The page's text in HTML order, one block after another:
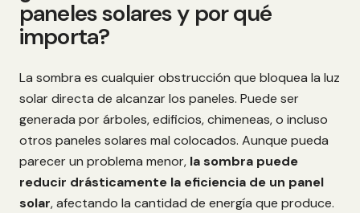
paneles solares y por qué
importa?
La sombra es cualquier obstrucción que bloquea la luz
solar directa de alcanzar los paneles. Puede ser
generada por árboles, edificios, chimeneas, o incluso
otros paneles solares mal colocados. Aunque pueda
parecer un problema menor, la sombra puede
reducir drásticamente la eficiencia de un panel
solar, afectando la cantidad de energía que produce.